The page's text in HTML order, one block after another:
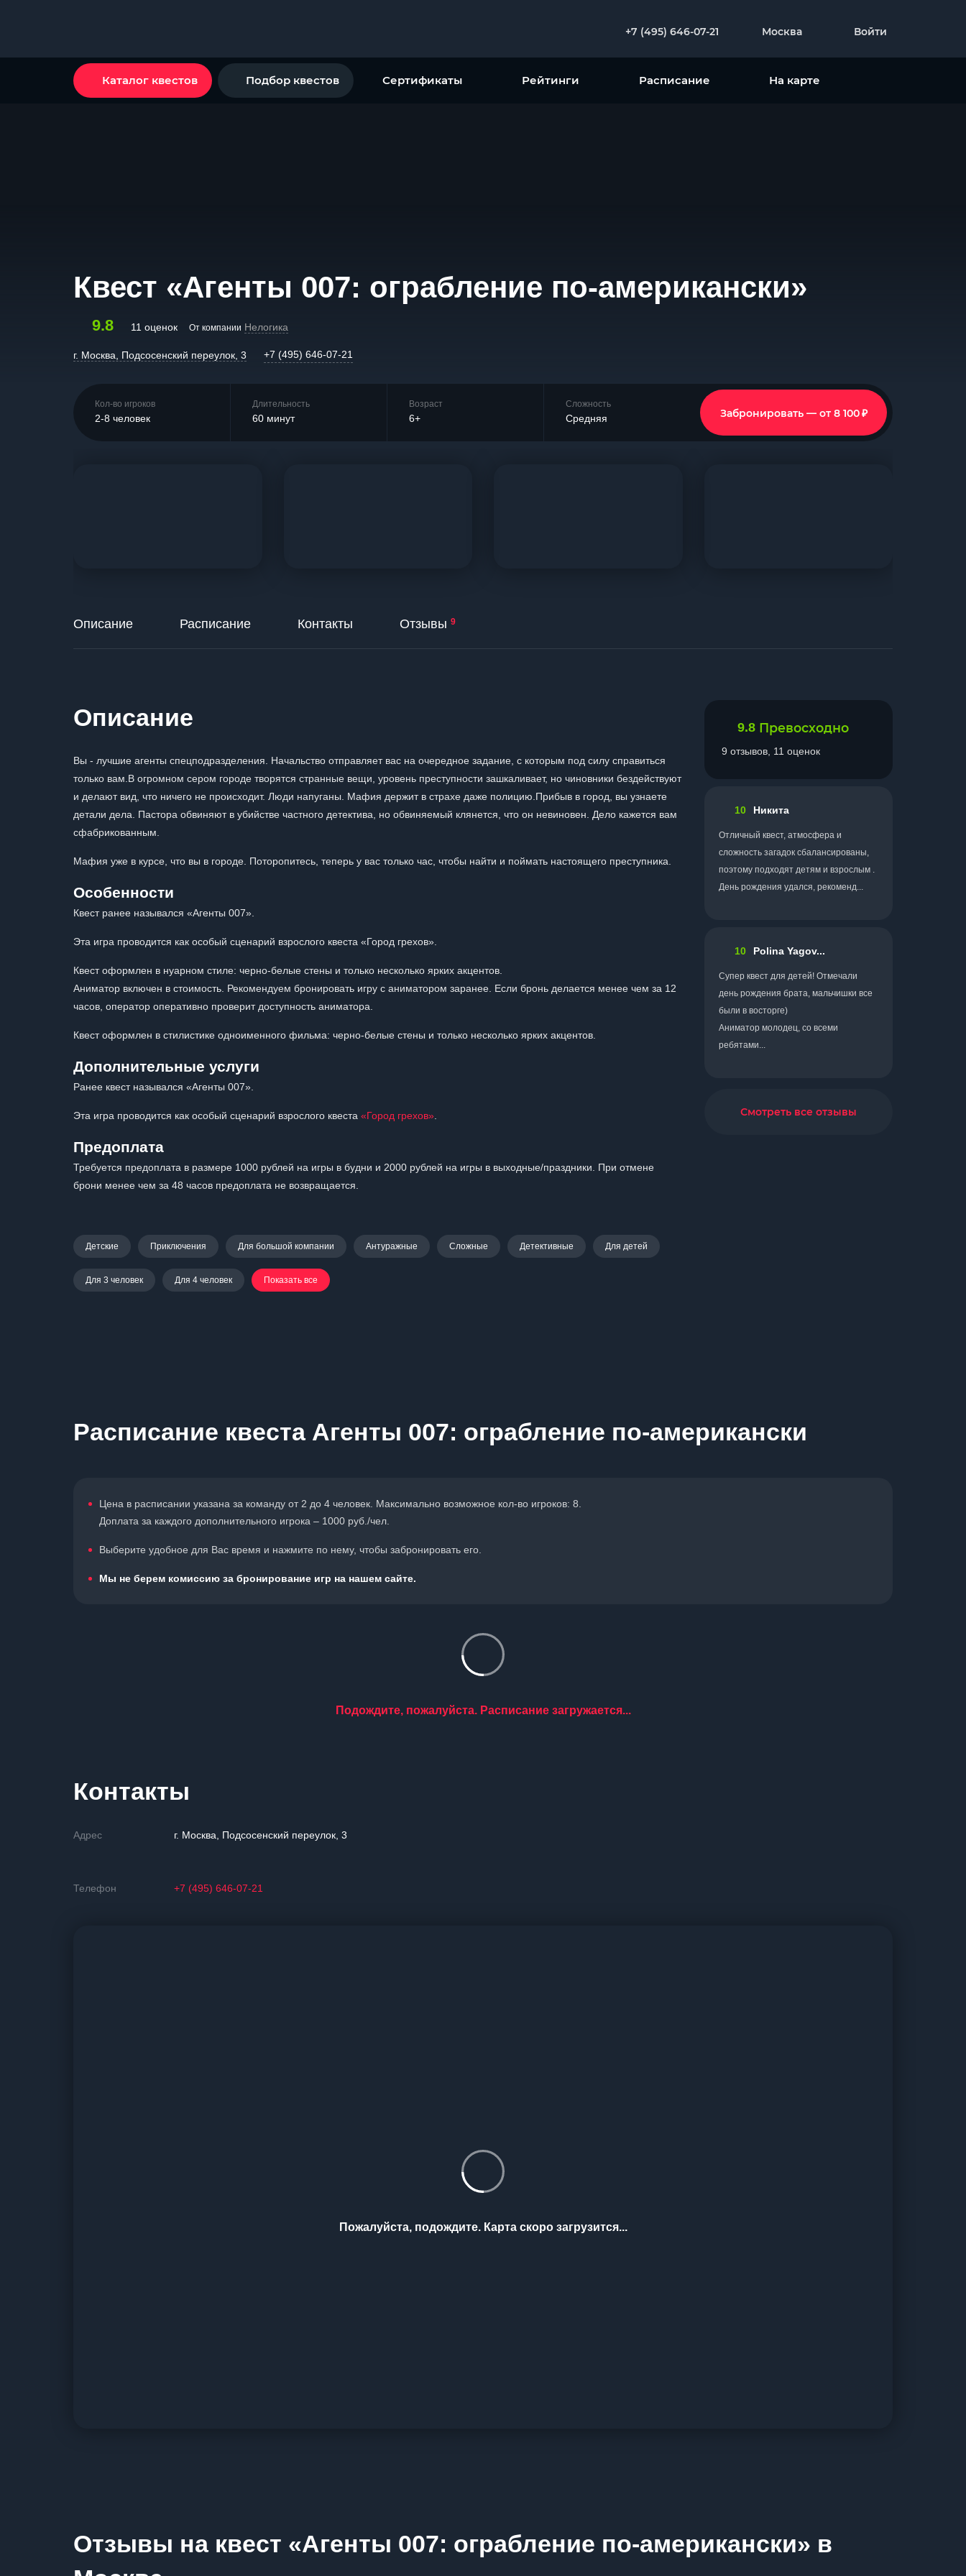
+7 (495) 646-07-21 Москва Войти
Каталог квестов Подбор квестов Сертификаты Рейтинги Расписание На карте
Квест «Агенты 007: ограбление по-американски»
9.8 11 оценок От компании Нелогика
г. Москва, Подсосенский переулок, 3 +7 (495) 646-07-21
Кол-во игроков
2-8 человек
Длительность
60 минут
Возраст
6+
Сложность
Средняя Забронировать — от 8 100₽
Описание Расписание Контакты Отзывы 9
Описание
Вы - лучшие агенты спецподразделения. Начальство отправляет вас на очередное задание, с которым под силу справиться
только вам.В огромном сером городе творятся странные вещи, уровень преступности зашкаливает, но чиновники бездействуют
и делают вид, что ничего не происходит. Люди напуганы. Мафия держит в страхе даже полицию.Прибыв в город, вы узнаете
детали дела. Пастора обвиняют в убийстве частного детектива, но обвиняемый клянется, что он невиновен. Дело кажется вам
сфабрикованным.
Мафия уже в курсе, что вы в городе. Поторопитесь, теперь у вас только час, чтобы найти и поймать настоящего преступника.
Особенности
Квест ранее назывался «Агенты 007».
Эта игра проводится как особый сценарий взрослого квеста «Город грехов».
Квест оформлен в нуарном стиле: черно-белые стены и только несколько ярких акцентов.
Аниматор включен в стоимость. Рекомендуем бронировать игру с аниматором заранее. Если бронь делается менее чем за 12
часов, оператор оперативно проверит доступность аниматора.
Квест оформлен в стилистике одноименного фильма: черно-белые стены и только несколько ярких акцентов.
Дополнительные услуги
Ранее квест назывался «Агенты 007».
Эта игра проводится как особый сценарий взрослого квеста «Город грехов»
Предоплата
Требуется предоплата в размере 1000 рублей на игры в будни и 2000 рублей на игры в выходные/праздники. При отмене
брони менее чем за 48 часов предоплата не возвращается.
Детские Приключения Для большой компании Антуражные Сложные Детективные Для детей
Для 3 человек Для 4 человек Показать все
9.8 Превосходно
9 отзывов, 11 оценок
10 Никита
Отличный квест, атмосфера и
сложность загадок сбалансированы,
поэтому подходят детям и взрослым .
День рождения удался, рекоменд...
10 Polina Yagov...
Супер квест для детей! Отмечали
день рождения брата, мальчишки все
были в восторге)
Аниматор молодец, со всеми
ребятами...
Смотреть все отзывы
Расписание квеста Агенты 007: ограбление по-американски
Цена в расписании указана за команду от 2 до 4 человек. Максимально возможное кол-во игроков: 8.
Доплата за каждого дополнительного игрока – 1000 руб./чел.
Выберите удобное для Вас время и нажмите по нему, чтобы забронировать его.
Мы не берем комиссию за бронирование игр на нашем сайте.
Подождите, пожалуйста. Расписание загружается...
Контакты
Адрес г. Москва, Подсосенский переулок, 3
Телефон +7 (495) 646-07-21
Пожалуйста, подождите. Карта скоро загрузится...
Отзывы на квест «Агенты 007: ограбление по-американски» в